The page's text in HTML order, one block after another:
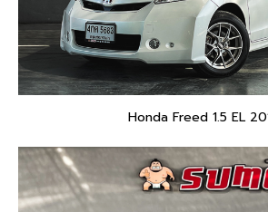
Honda Freed 1.5 EL